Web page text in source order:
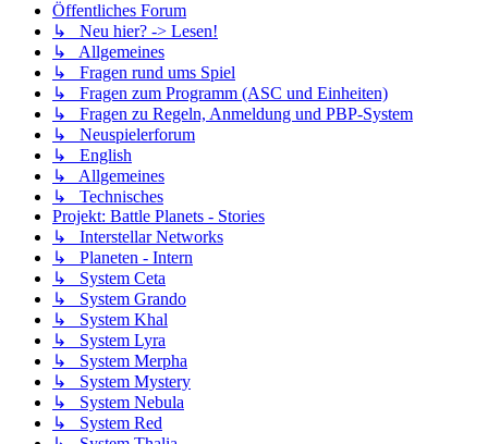
Öffentliches Forum
↳ Neu hier? -> Lesen!
↳ Allgemeines
↳ Fragen rund ums Spiel
↳ Fragen zum Programm (ASC und Einheiten)
↳ Fragen zu Regeln, Anmeldung und PBP-System
↳ Neuspielerforum
↳ English
↳ Allgemeines
↳ Technisches
Projekt: Battle Planets - Stories
↳ Interstellar Networks
↳ Planeten - Intern
↳ System Ceta
↳ System Grando
↳ System Khal
↳ System Lyra
↳ System Merpha
↳ System Mystery
↳ System Nebula
↳ System Red